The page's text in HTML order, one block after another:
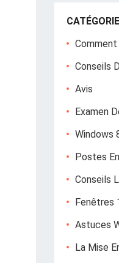
Comment
Conseils
Avis
Examen
Windows
Postes
Conseils
Fenêtres
Astuces
La Mise